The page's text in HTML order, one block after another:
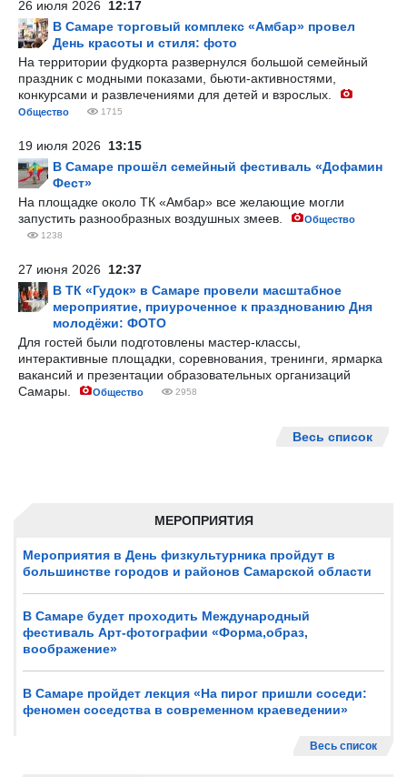
МЕРОПРИЯТИЯ
Мероприятия в День физкультурника пройдут в
большинстве городов и районов Самарской области
В Самаре будет проходить Международный
фестиваль Арт-фотографии «Форма,образ,
воображение»
В Самаре пройдет лекция «На пирог пришли соседи:
феномен соседства в современном краеведении»
Весь список
26 июля 2026 12:17
В Самаре торговый комплекс «Амбар» провел
День красоты и стиля: фото
На территории фудкорта развернулся большой семейный
праздник с модными показами, бьюти-активностями,
конкурсами и развлечениями для детей и взрослых.
Общество 1715
19 июля 2026 13:15
В Самаре прошёл семейный фестиваль «Дофамин
Фест»
На площадке около ТК «Амбар» все желающие могли
запустить разнообразных воздушных змеев.
Общество
1238
27 июня 2026 12:37
В ТК «Гудок» в Самаре провели масштабное
мероприятие, приуроченное к празднованию Дня
молодёжи: ФОТО
Для гостей были подготовлены мастер-классы,
интерактивные площадки, соревнования, тренинги, ярмарка
вакансий и презентации образовательных организаций
Самары.
Общество 2958
Весь список